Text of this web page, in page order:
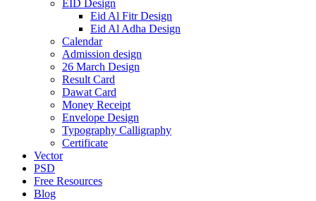
EID Design
Eid Al Fitr Design
Eid Al Adha Design
Calendar
Admission design
26 March Design
Result Card
Dawat Card
Money Receipt
Envelope Design
Typography Calligraphy
Certificate
Vector
PSD
Free Resources
Blog